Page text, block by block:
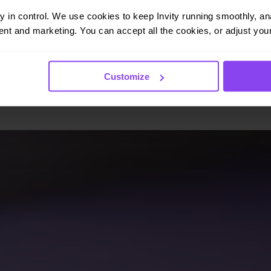
in control. We use cookies to keep Invity running smoothly,
and marketing. You can accept all the cookies, or adjust
Customize
serviços na UE por causa da MiCA, Strategy perde
brevemente a paridade com os seus bitcoins, e o mercado
em baixa explicado.
Ler mais →